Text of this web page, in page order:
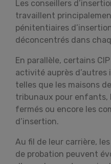
Les conseillers
travaillent
pénitentiaires
déconcentrés dans
En parallèle, certains
activité auprès
telles que les maisons
tribunaux pour
fermés ou encore les
d’insertion.
Au fil de leur carrière,
de probation peuvent